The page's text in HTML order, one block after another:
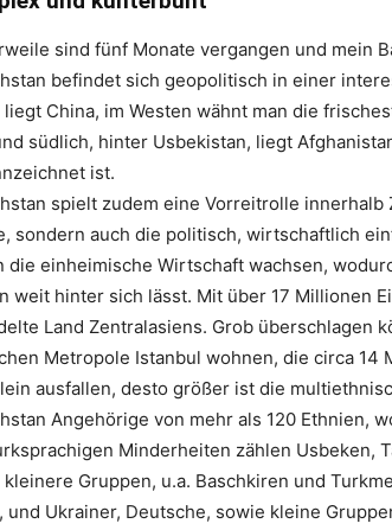
sind fünf Monate vergangen und mein
befindet sich geopolitisch in einer
liegt China, im Westen wähnt man die
südlich, hinter Usbekistan, liegt
ist.
spielt zudem eine Vorreitrolle
sondern auch die politisch, wirtschaftlich
die einheimische Wirtschaft wachsen,
weit hinter sich lässt. Mit über 17 Millionen
Land Zentralasiens. Grob überschlagen
Metropole Istanbul wohnen, die circa 14
ausfallen, desto größer ist die
Angehörige von mehr als 120 Ethnien,
Minderheiten zählen Usbeken,
kleinere Gruppen, u.a. Baschkiren und
und Ukrainer, Deutsche, sowie kleine